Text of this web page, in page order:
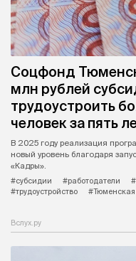
Соцфонд
млн рублей
трудоустроить
человек за пять
В 2025 году реализация
новый уровень благодаря
«Кадры».
#субсидии
#работодатели
#трудоустройство
#Тюменская
Вслух.ру